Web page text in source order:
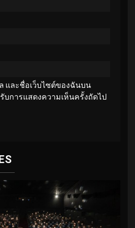
และชื่อเว็บไซต์ของฉันบน
บการแสดงความเห็นครั้งถัดไป